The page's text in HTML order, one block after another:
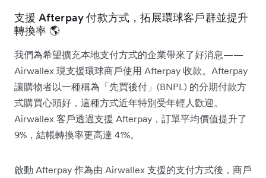
支援 Afterpay 付款方式，拓展環球客戶群並提升
轉換率 🌎
我們為希望擴充本地支付方式的企業帶來了好消息——
Airwallex 現支援環球商戶使用 Afterpay 收款。Afterpay
讓購物者以一種稱為「先買後付」(BNPL) 的分期付款方
式購買心頭好，這種方式近年特別受年輕人歡迎。
Airwallex 客戶透過支援 Afterpay，訂單平均價值提升了
9%，結帳轉換率更高達 41%。
啟動 Afterpay 作為由 Airwallex 支援的支付方式後，商戶